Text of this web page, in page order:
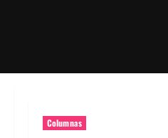
Columnas